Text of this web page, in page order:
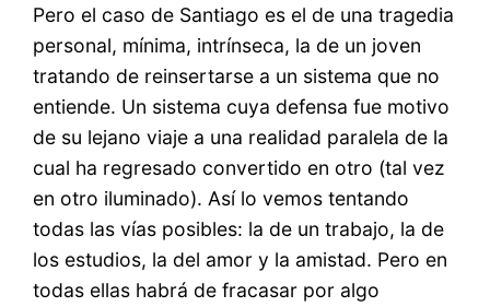
Pero el caso de Santiago es el de una tragedia
personal, mínima, intrínseca, la de un joven
tratando de reinsertarse a un sistema que no
entiende. Un sistema cuya defensa fue motivo
de su lejano viaje a una realidad paralela de la
cual ha regresado convertido en otro (tal vez
en otro iluminado). Así lo vemos tentando
todas las vías posibles: la de un trabajo, la de
los estudios, la del amor y la amistad. Pero en
todas ellas habrá de fracasar por algo